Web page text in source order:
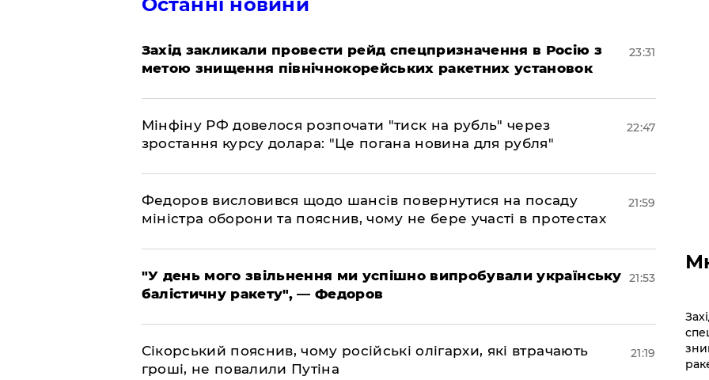
​Захід закликали провести рейд спецпризначення в Росію з
метою знищення північнокорейських ракетних установок
23:31
​Мінфіну РФ довелося розпочати "тиск на рубль" через
зростання курсу долара: "Це погана новина для рубля"
22:47
​Федоров висловився щодо шансів повернутися на посаду
міністра оборони та пояснив, чому не бере участі в протестах
21:59
​"У день мого звільнення ми успішно випробували українську
балістичну ракету", — Федоров
21:53
​Сікорський пояснив, чому російські олігархи, які втрачають
гроші, не повалили Путіна
21:19